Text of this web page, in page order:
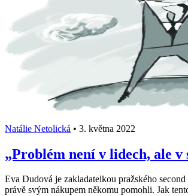
Natálie Netolická • 3. května 2022
„Problém není v lidech, ale
Eva Dudová je zakladatelkou pražského
právě svým nákupem někomu pomohli. Jak